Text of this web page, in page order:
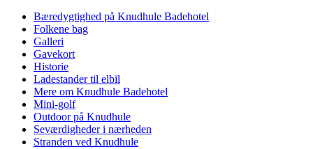
Bæredygtighed på Knudhule Badehotel
Folkene bag
Galleri
Gavekort
Historie
Ladestander til elbil
Mere om Knudhule Badehotel
Mini-golf
Outdoor på Knudhule
Seværdigheder i nærheden
Stranden ved Knudhule